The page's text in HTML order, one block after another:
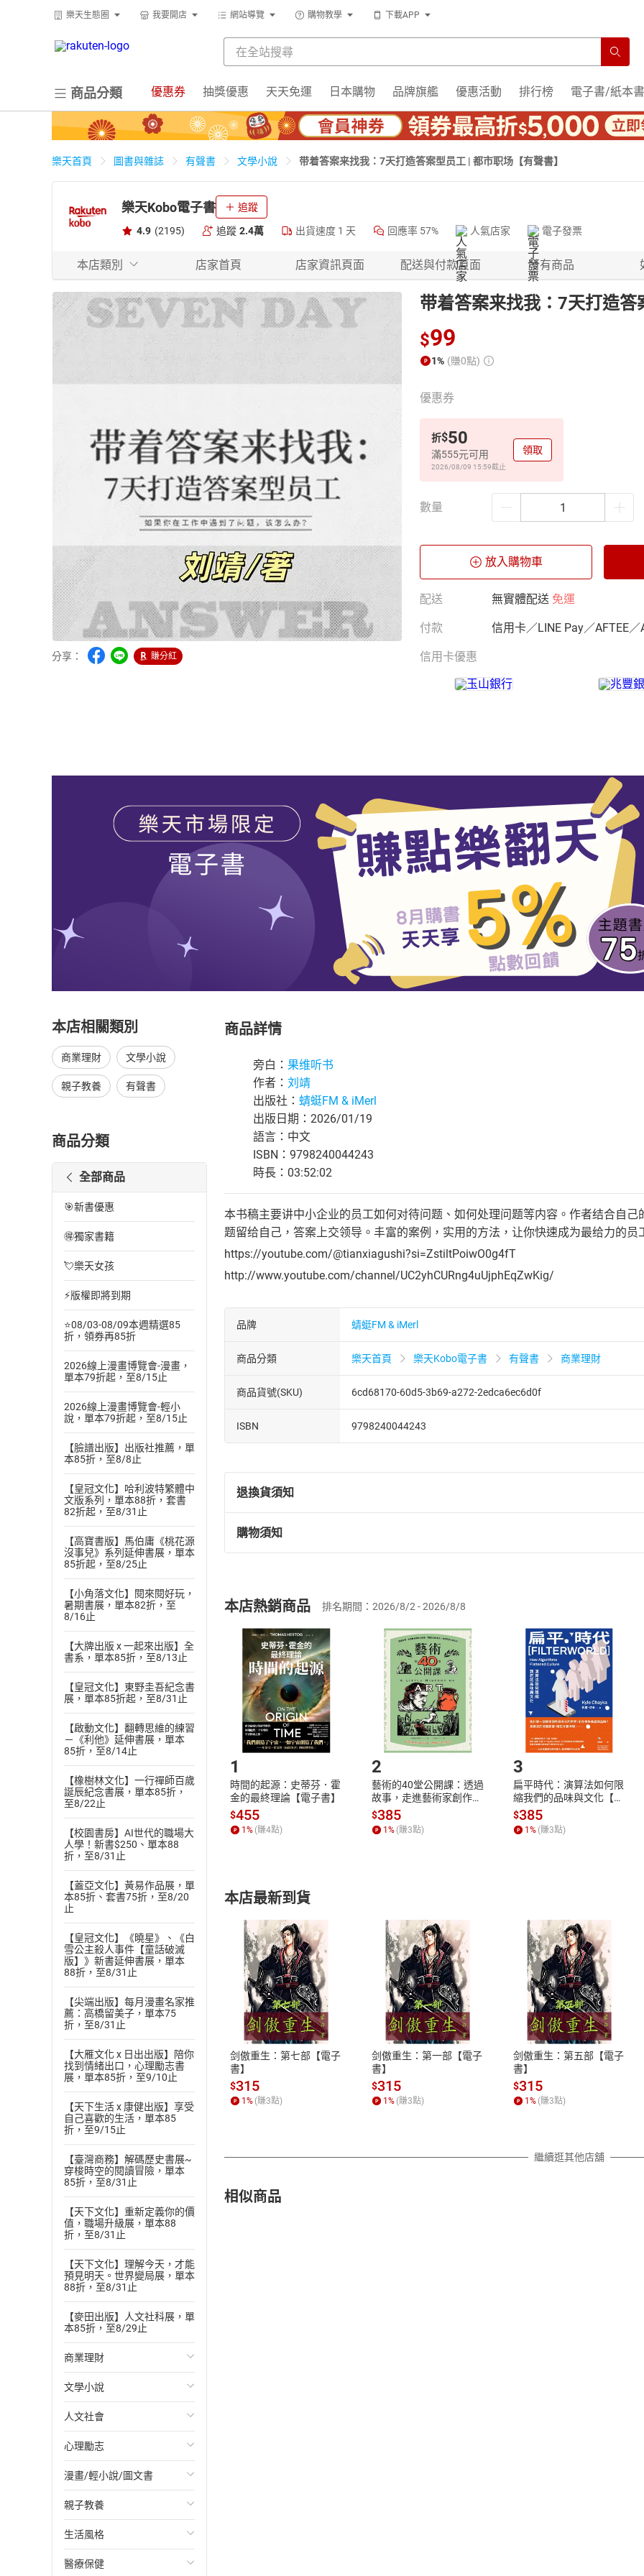
樂天生態圈 我要開店 網站導覽 購物教學 下載APP
商品分類 優惠券 抽獎優惠 天天免運 日本購物 品牌旗艦 優惠活動 排行榜 電子書/紙本書
樂天首頁 圖書與雜誌 有聲書 文學小說 带着答案来找我：7天打造答案型员工 | 都市职场【有聲書】
樂天Kobo電子書 追蹤
4.9 (2195) 追蹤 2.4萬 出貨速度 1 天 回應率 57% 人氣店家 電子發票
本店類別 店家首頁 店家資訊頁面 配送與付款頁面 所有商品
分享： 賺分紅
带着答案来找我：7天打造
$99
1% (賺0點)
優惠券
折$50
滿555元可用
2026/08/09 15:59截止
領取
數量
放入購物車
配送 無實體配送 免運
付款 信用卡／LINE Pay／AFTEE／
信用卡優惠
本店相關類別
商業理財 文學小說
親子教養 有聲書
商品分類
全部商品
🎯新書優惠
🉐獨家書籍
💘樂天女孩
⚡版權即將到期
⭐08/03-08/09本週精選85
折，領券再85折
2026線上漫畫博覽會-漫畫，
單本79折起，至8/15止
2026線上漫畫博覽會-輕小
說，單本79折起，至8/15止
【臉譜出版】出版社推薦，單
本85折，至8/8止
【皇冠文化】哈利波特繁體中
文版系列，單本88折，套書
82折起，至8/31止
【高寶書版】馬伯庸《桃花源
沒事兒》系列延伸書展，單本
85折起，至8/25止
【小角落文化】閱來閱好玩，
暑期書展，單本82折，至
8/16止
【大牌出版 x 一起來出版】全
書系，單本85折，至8/13止
【皇冠文化】東野圭吾紀念書
展，單本85折起，至8/31止
【啟動文化】翻轉思維的練習
－《利他》延伸書展，單本
85折，至8/14止
【橡樹林文化】一行禪師百歲
誕辰紀念書展，單本85折，
至8/22止
【校園書房】AI世代的職場大
人學！新書$250、單本88
折，至8/31止
【蓋亞文化】黃易作品展，單
本85折、套書75折，至8/20
止
【皇冠文化】《曉星》、《白
雪公主殺人事件【童話破滅
版】》新書延伸書展，單本
88折，至8/31止
【尖端出版】每月漫畫名家推
薦：高橋留美子，單本75
折，至8/31止
【大雁文化 x 日出出版】陪你
找到情緒出口，心理勵志書
展，單本85折，至9/10止
【天下生活 x 康健出版】享受
自己喜歡的生活，單本85
折，至9/15止
【臺灣商務】解碼歷史書展~
穿梭時空的閱讀冒險，單本
85折，至8/31止
【天下文化】重新定義你的價
值，職場升級展，單本88
折，至8/31止
【天下文化】理解今天，才能
預見明天。世界變局展，單本
88折，至8/31止
【麥田出版】人文社科展，單
本85折，至8/29止
商業理財
投資理財
經濟/趨勢
財務/金融
管理/領導
職場工作術
成功法
行銷/廣告
文學小說
歐美文學
日本文學
韓國文學
華文文學
經典文學
成長/家庭生活小說
人文社會
國際關係
政治
社會科學
台灣/中國歷史
日/韓歷史
心理勵志
心靈成長/情緒
人際關係
兩性關係
心理學
漫畫/輕小說/圖文書
輕小說
奇幻/科幻
愛情故事
親子教養
教育現場
兒童文學/故事
生活風格
飲食/食譜
醫療保健
商品詳情
旁白： 果维听书
作者： 刘靖
出版社： 蜻蜓FM & iMerl
出版日期：2026/01/19
語言：中文
ISBN：9798240044243
時長：03:52:02
本书稿主要讲中小企业的员工如何对待问题、如何处理问题等内容。作者结合自
题留给自己，答案上交领导。丰富的案例，实用的方法，让你快速成为最给力的员
https://youtube.com/@tianxiagushi?si=ZstiltPoiwO0g4fT
http://www.youtube.com/channel/UC2yhCURng4uUjphEqZwKig/
品牌 蜻蜓FM & iMerl
商品分類 樂天首頁 樂天Kobo電子書 有聲書 商業理財
商品貨號(SKU) 6cd68170-60d5-3b69-a272-2edca6ec6d0f
ISBN 9798240044243
退換貨須知
退換貨規定：
(一)依消費者保護法第19條第1項後段暨通訊交易解除權合理例外情事適用
(二)消費者訂購本店鋪之商品即代表知悉本店鋪所銷售之商品為電子書，
且已下載/存取電子書，不得請求退貨退款。
退貨方式：您欲取消訂單或辦理退貨時，請登入樂天市場，並於「我的訂單
貨」，本店鋪將依您的申請進行審核，待審核通過後將為您辦理退款事宜。
請注意，樂天市場須以整筆訂單為單位進行取消/退貨，恕無法以單支商品取
購物須知
挑選商品
Choose
放入購物車
Shopping cart
登入帳號
Login
購書後，如何開始使用？
Step1.選擇閱讀載具 Step2.登入
付款方式
ATM轉帳、信用卡、LINE PAY、AFTEE
退換貨規範
本店是否提供消費者保護法七日猶
之權利，遽消費者保護法及通訊交
除權合理例外情事適用準則，依商
質各有不同規定。詳細退換貨說明
照各商品說明。
本店熱銷商品 排名期間：2026/8/2 - 2026/8/8
1
時間的起源：史蒂芬．霍
金的最終理論【電子書】
$455
1% (賺4點)
2
藝術的40堂公開課：透過
故事，走進藝術家創作現
場，看藝術如何誕生、如
何形塑人類生活【電子
書】
$385
1% (賺3點)
3
扁平時代：演算法如何限
縮我們的品味與文化【電
子書】
$385
1% (賺3點)
本店最新到貨
剑傲重生：第七部【電子
書】
$315
1% (賺3點)
剑傲重生：第一部【電子
書】
$315
1% (賺3點)
剑傲重生：第五部【電子
書】
$315
1% (賺3點)
繼續逛其他店舖
相似商品